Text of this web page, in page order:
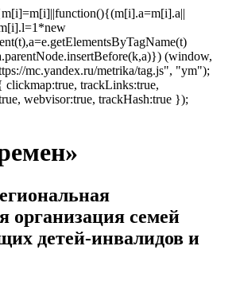
(window,
mc.yandex.ru/metrika/tag.js", "ym");
trackLinks:true,
webvisor:true, trackHash:true });
организация семей
детей-инвалидов и